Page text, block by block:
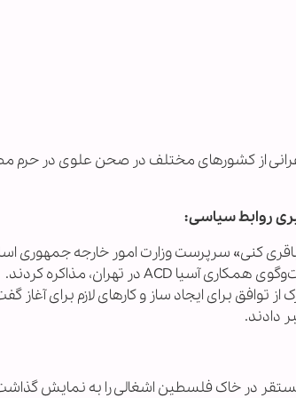
از کشورهای مختلف در صحن علوی در حرم
روابط سیاسی:
کنی» سرپرست وزارت امور خارجه جمهوری
ایران با یکدیگر در حاشیه نوزدهمین نشست وزرای خارجه مجمع گفت‌وگوی همکاری آسیا ACD در تهران، مذاکره کردند.
برای ایجاد ساز و کارهای لازم برای آغاز
دادند.
در خاک فلسطین اشغالی را به نمایش